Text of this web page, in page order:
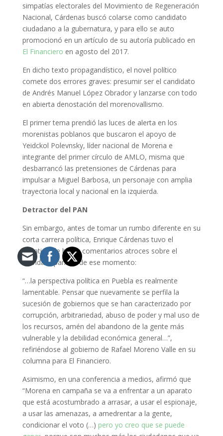
simpatías electorales del Movimiento de Regeneración
Nacional, Cárdenas buscó colarse como candidato
ciudadano a la gubernatura, y para ello se auto
promocionó en un artículo de su autoría publicado en
El Financiero en agosto del 2017.
En dicho texto propagandístico, el novel político
comete dos errores graves: presumir ser el candidato
de Andrés Manuel López Obrador y lanzarse con todo
en abierta denostación del morenovallismo.
El primer tema prendió las luces de alerta en los
morenistas poblanos que buscaron el apoyo de
Yeidckol Polevnsky, líder nacional de Morena e
integrante del primer círculo de AMLO, misma que
desbarrancó las pretensiones de Cárdenas para
impulsar a Miguel Barbosa, un personaje con amplia
trayectoria local y nacional en la izquierda.
Detractor del PAN
Sin embargo, antes de tomar un rumbo diferente en su
corta carrera política, Enrique Cárdenas tuvo el
desatino de hacer comentarios atroces sobre el
mandato panista de ese momento:
“…la perspectiva política en Puebla es realmente
lamentable. Pensar que nuevamente se perfila la
sucesión de gobiernos que se han caracterizado por
corrupción, arbitrariedad, abuso de poder y mal uso de
los recursos, amén del abandono de la gente más
vulnerable y la debilidad económica general…”,
refiriéndose al gobierno de Rafael Moreno Valle en su
columna para El Financiero.
Asimismo, en una conferencia a medios, afirmó que
“Morena en campaña se va a enfrentar a un aparato
que está acostumbrado a arrasar, a usar el espionaje,
a usar las amenazas, a amedrentar a la gente,
condicionar el voto (…) pero yo creo que se puede